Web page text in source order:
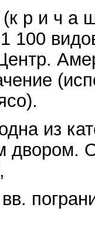
и ч а щ
100
из
двором.